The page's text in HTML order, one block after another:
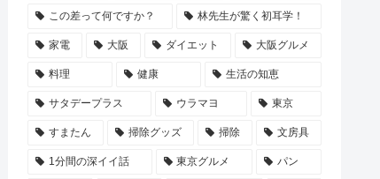
この差って何ですか？ 林先生が驚く初耳学！
家電 大阪 ダイエット 大阪グルメ
料理 健康 生活の知恵
サタデープラス ウラマヨ 東京
すまたん 掃除グッズ 掃除 文房具
1分間の深イイ話 東京グルメ パン